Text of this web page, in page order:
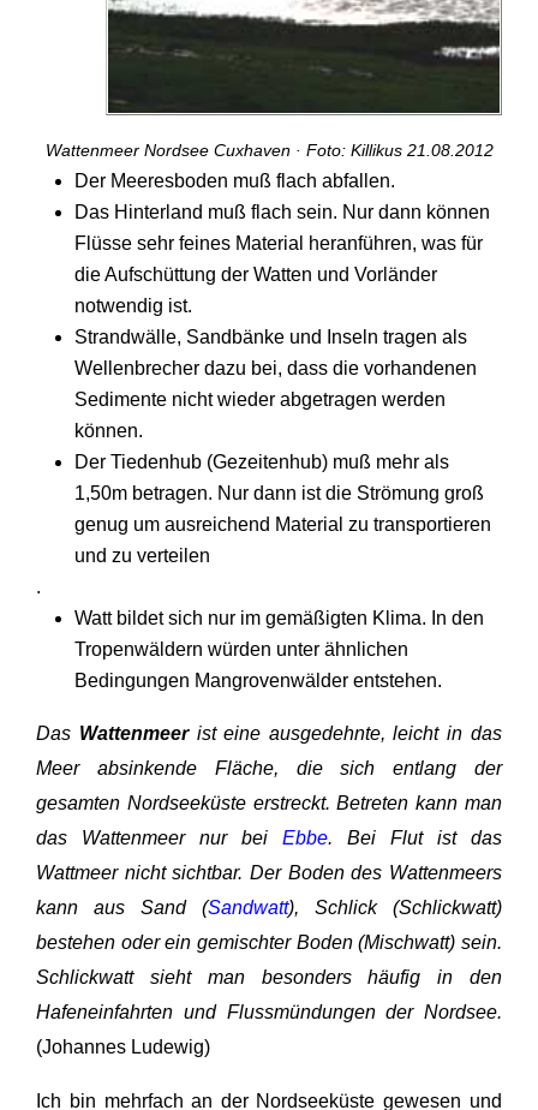
Wattenmeer Nordsee Cuxhaven · Foto: Killikus 21.08.2012
Der Meeresboden muß flach abfallen.
Das Hinterland muß flach sein. Nur dann können
Flüsse sehr feines Material heranführen, was für
die Aufschüttung der Watten und Vorländer
notwendig ist.
Strandwälle, Sandbänke und Inseln tragen als
Wellenbrecher dazu bei, dass die vorhandenen
Sedimente nicht wieder abgetragen werden
können.
Der Tiedenhub (Gezeitenhub) muß mehr als
1,50m betragen. Nur dann ist die Strömung groß
genug um ausreichend Material zu transportieren
und zu verteilen
.
Watt bildet sich nur im gemäßigten Klima. In den
Tropenwäldern würden unter ähnlichen
Bedingungen Mangrovenwälder entstehen.
Das Wattenmeerist eine ausgedehnte, leicht in das
Meer absinkende Fläche, die sich entlang der
gesamten Nordseeküste erstreckt. Betreten kann man
das Wattenmeer nur bei Ebbe. Bei Flut ist das
Wattmeer nicht sichtbar. Der Boden des Wattenmeers
kann aus Sand (Sandwatt), Schlick (Schlickwatt)
bestehen oder ein gemischter Boden (Mischwatt) sein.
Schlickwatt sieht man besonders häufig in den
Hafeneinfahrten und Flussmündungen der Nordsee.
(Johannes Ludewig)
Ich bin mehrfach an der Nordseeküste gewesen und